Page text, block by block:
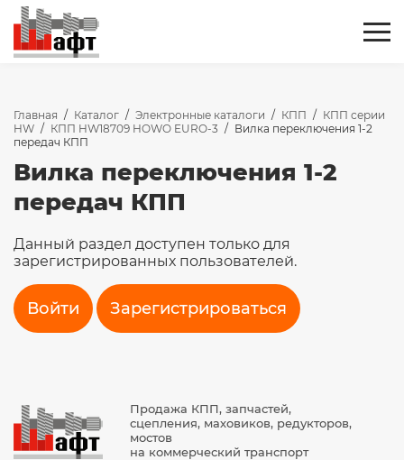
Главная / Каталог / Электронные каталоги / КПП / КПП серии
HW / КПП HW18709 HOWO EURO-3 / Вилка переключения 1-2
передач КПП
Вилка переключения 1-2
передач КПП
Данный раздел доступен только для
зарегистрированных пользователей.
Войти Зарегистрироваться
Продажа КПП, запчастей,
сцепления, маховиков, редукторов,
мостов
на коммерческий транспорт